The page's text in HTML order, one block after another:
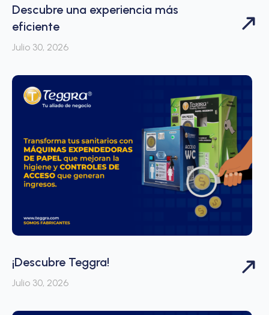
Descubre una experiencia más
eficiente
Julio 30, 2026
¡Descubre Teggra!
Julio 30, 2026